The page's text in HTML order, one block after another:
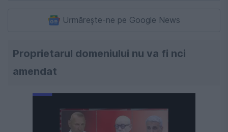
Urmărește-ne pe Google News
Proprietarul domeniului nu va fi nci
amendat